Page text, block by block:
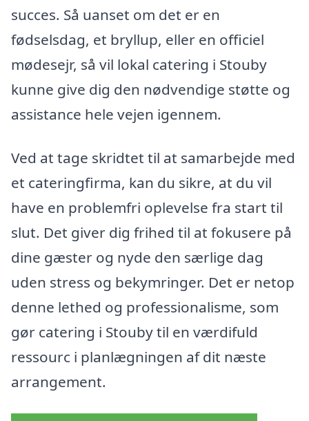
succes. Så uanset om det er en
fødselsdag, et bryllup, eller en officiel
mødesejr, så vil lokal catering i Stouby
kunne give dig den nødvendige støtte og
assistance hele vejen igennem.
Ved at tage skridtet til at samarbejde med
et cateringfirma, kan du sikre, at du vil
have en problemfri oplevelse fra start til
slut. Det giver dig frihed til at fokusere på
dine gæster og nyde den særlige dag
uden stress og bekymringer. Det er netop
denne lethed og professionalisme, som
gør catering i Stouby til en værdifuld
ressourc i planlægningen af dit næste
arrangement.